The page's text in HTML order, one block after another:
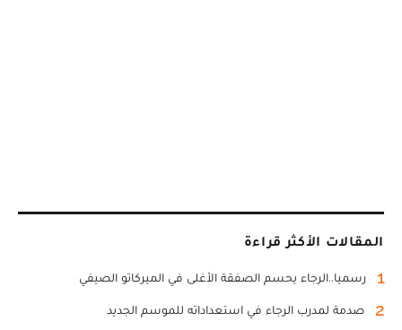
المقالات الأكثر قراءة
1 رسميا..الرجاء يحسم الصفقة الأغلى في الميركاتو الصيفي
2 صدمة لمدرب الرجاء في استعداداته للموسم الجديد